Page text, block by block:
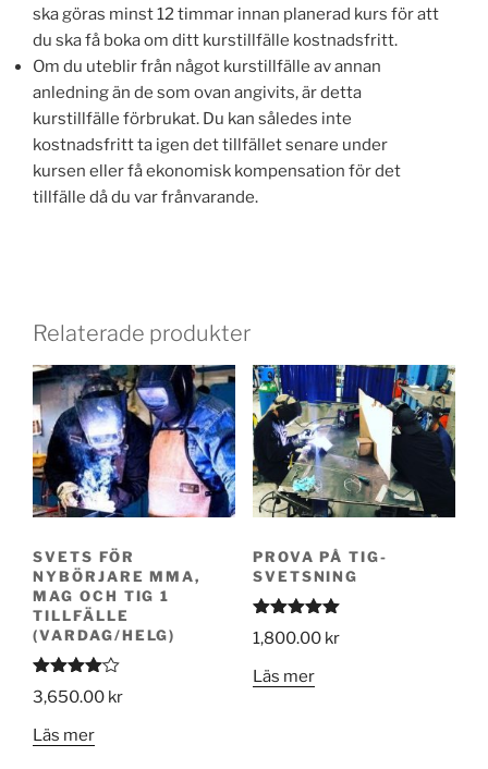
ska göras minst 12 timmar innan planerad kurs för att
du ska få boka om ditt kurstillfälle kostnadsfritt.
Om du uteblir från något kurstillfälle av annan
anledning än de som ovan angivits, är detta
kurstillfälle förbrukat. Du kan således inte
kostnadsfritt ta igen det tillfället senare under
kursen eller få ekonomisk kompensation för det
tillfälle då du var frånvarande.
Relaterade produkter
SVETS FÖR
NYBÖRJARE MMA,
MAG OCH TIG 1
TILLFÄLLE
(VARDAG/HELG)
Betygsat
t4.00av
3,650.00 kr
Läs mer
PROVA PÅ TIG-
SVETSNING
Betygsatt
5.00av 5
1,800.00 kr
Läs mer